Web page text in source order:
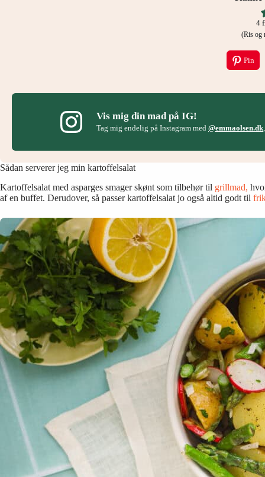
4
(Ris
Pin
Vis mig din mad på IG!
Tag mig endelig på Instagram med@emmaolsen.dk
Sådan serverer jeg min kartoffelsalat
Kartoffelsalat med asparges smager skønt som tilbehør til grillmad,
af en buffet. Derudover, så passer kartoffelsalat jo også altid godt til